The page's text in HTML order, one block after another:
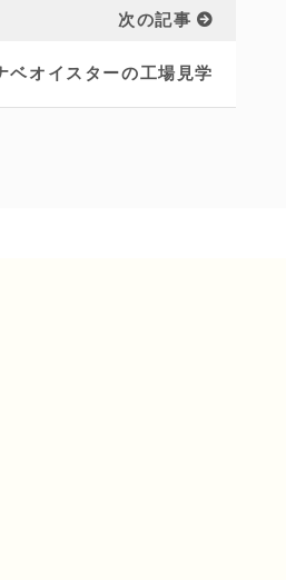
次の記事
ベオイスターの工場見学